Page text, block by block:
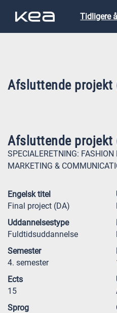
Tidligere
Afsluttende projekt
Afsluttende projekt
SPECIALERETNING:
MARKETING &
Engelsk titel
Final project (DA)
Uddannelsestype
Fuldtidsuddannelse
Semester
4. semester
Ects
15
Sprog